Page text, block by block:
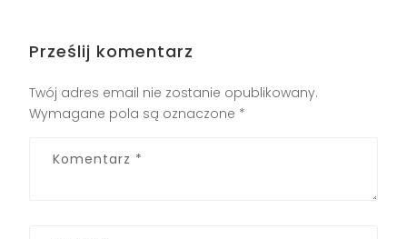
Prześlij komentarz
Twój adres email nie zostanie opublikowany.
Wymagane pola są oznaczone *